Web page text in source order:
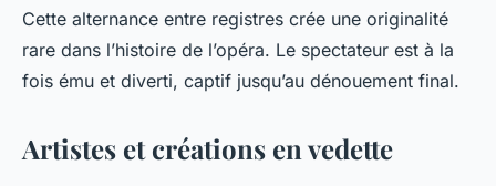
Cette alternance entre registres crée une originalité
rare dans l’histoire de l’opéra. Le spectateur est à la
fois ému et diverti, captif jusqu’au dénouement final.
Artistes et créations en vedette